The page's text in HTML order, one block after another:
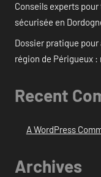
Conseils experts
sécurisée en
Dossier pratique pour
région de Périgueux
Recent
A WordPress
Archives